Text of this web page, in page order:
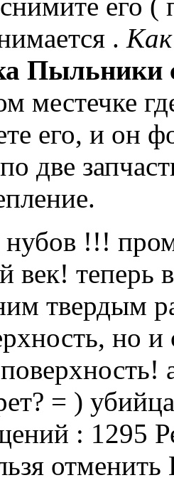
его (
. Как
Пыльники
местечке
его, и он
две
нубов !!!
век! теперь
твердым
но
= )
: 1295